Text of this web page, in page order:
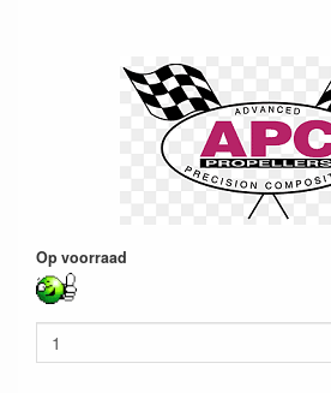
Op voorraad